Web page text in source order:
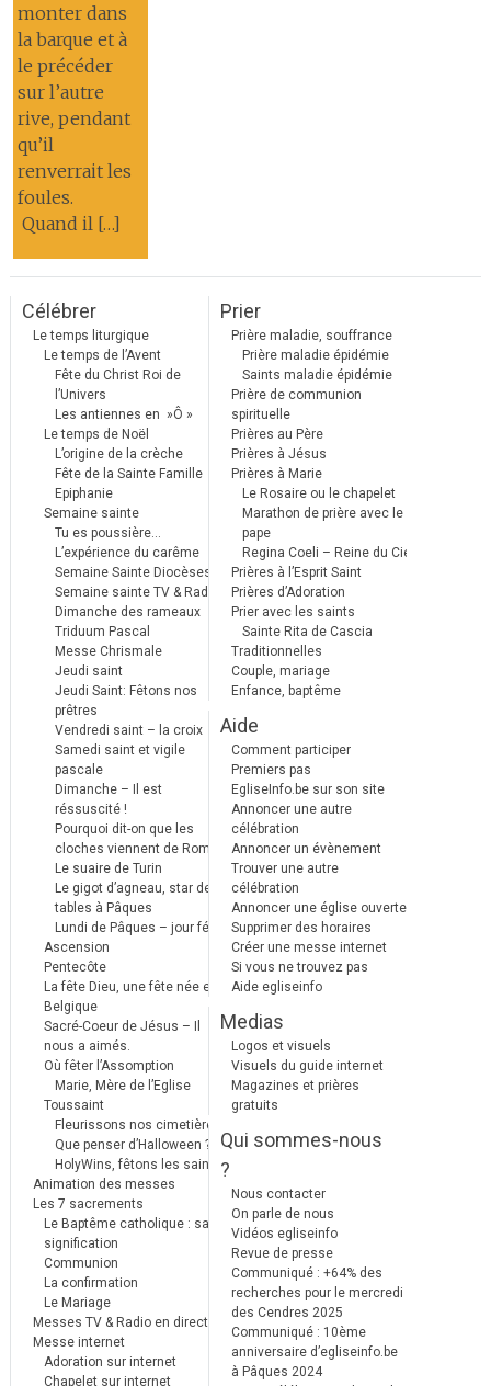
monter dans
la barque et à
le précéder
sur l’autre
rive, pendant
qu’il
renverrait les
foules.
Quand il […]
Célébrer
Le temps liturgique
Le temps de l’Avent
Fête du Christ Roi de
l’Univers
Les antiennes en »Ô »
Le temps de Noël
L’origine de la crèche
Fête de la Sainte Famille
Epiphanie
Semaine sainte
Tu es poussière…
L’expérience du carême
Semaine Sainte Diocèses
Semaine sainte TV & Radio
Dimanche des rameaux
Triduum Pascal
Messe Chrismale
Jeudi saint
Jeudi Saint: Fêtons nos
prêtres
Vendredi saint – la croix
Samedi saint et vigile
pascale
Dimanche – Il est
réssuscité !
Pourquoi dit-on que les
cloches viennent de Rome ?
Le suaire de Turin
Le gigot d’agneau, star des
tables à Pâques
Lundi de Pâques – jour férié
Ascension
Pentecôte
La fête Dieu, une fête née en
Belgique
Sacré-Coeur de Jésus – Il
nous a aimés.
Où fêter l’Assomption
Marie, Mère de l’Eglise
Toussaint
Fleurissons nos cimetières
Que penser d’Halloween ?
HolyWins, fêtons les saints !
Animation des messes
Les 7 sacrements
Le Baptême catholique : sa
signification
Communion
La confirmation
Le Mariage
Messes TV & Radio en direct
Messe internet
Adoration sur internet
Chapelet sur internet
Prier
Prière maladie, souffrance
Prière maladie épidémie
Saints maladie épidémie
Prière de communion
spirituelle
Prières au Père
Prières à Jésus
Prières à Marie
Le Rosaire ou le chapelet
Marathon de prière avec le
pape
Regina Coeli – Reine du Ciel
Prières à l’Esprit Saint
Prières d’Adoration
Prier avec les saints
Sainte Rita de Cascia
Traditionnelles
Couple, mariage
Enfance, baptême
Aide
Comment participer
Premiers pas
EgliseInfo.be sur son site
Annoncer une autre
célébration
Annoncer un évènement
Trouver une autre
célébration
Annoncer une église ouverte
Supprimer des horaires
Créer une messe internet
Si vous ne trouvez pas
Aide egliseinfo
Medias
Logos et visuels
Visuels du guide internet
Magazines et prières
gratuits
Qui sommes-nous
?
Nous contacter
On parle de nous
Vidéos egliseinfo
Revue de presse
Communiqué : +64% des
recherches pour le mercredi
des Cendres 2025
Communiqué : 10ème
anniversaire d’egliseinfo.be
à Pâques 2024